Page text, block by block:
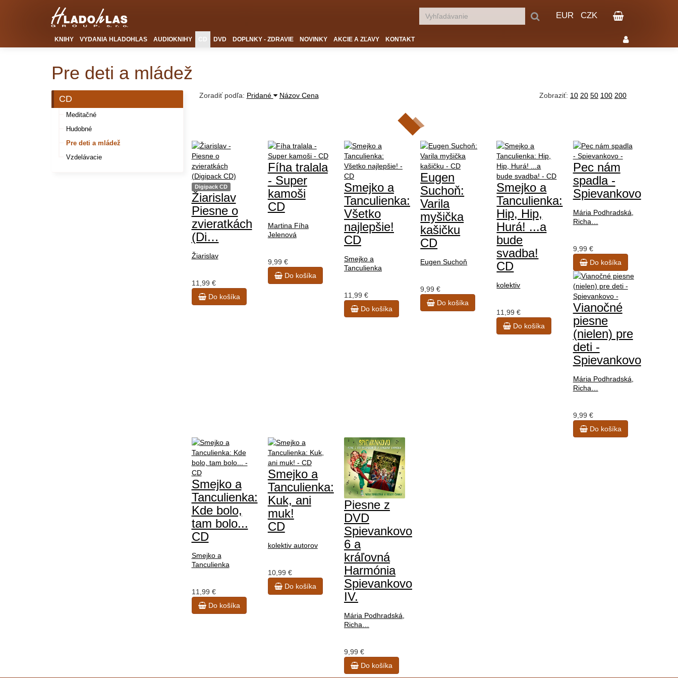
EUR CZK
KNIHY VYDANIA HLADOHLAS AUDIOKNIHY CD DVD DOPLNKY - ZDRAVIE NOVINKY AKCIE A ZĽAVY KONTAKT
Pre deti a mládež
CD
Meditačné
Hudobné
Pre deti a mládež
Vzdelávacie
Zoradiť podľa: Pridané Názov Cena Zobraziť: 10 20 50 100 200
Digipack CD
Žiarislav
Piesne o
zvieratkách
(Di…
Žiarislav
11,99 €
Do košíka
Fíha tralala
- Super
kamoši
CD
Martina Fíha
Jelenová
9,99 €
Do košíka
Smejko a
Tanculienka:
Všetko
najlepšie!
CD
Smejko a
Tanculienka
11,99 €
Do košíka
Eugen
Suchoň:
Varila
myšička
kašičku
CD
Eugen Suchoň
9,99 €
Do košíka
Smejko a
Tanculienka:
Hip, Hip,
Hurá! ...a
bude
svadba!
CD
kolektiv
11,99 €
Do košíka
Pec nám
spadla -
Spievankovo
Mária Podhradská,
Richa…
9,99 €
Do košíka
Vianočné
piesne
(nielen) pre
deti -
Spievankovo
Mária Podhradská,
Richa…
9,99 €
Do košíka
Smejko a
Tanculienka:
Kde bolo,
tam bolo...
CD
Smejko a
Tanculienka
11,99 €
Do košíka
Smejko a
Tanculienka:
Kuk, ani
muk!
CD
kolektiv autorov
10,99 €
Do košíka
Piesne z
DVD
Spievankovo
6 a
kráľovná
Harmónia
Spievankovo
IV.
Mária Podhradská,
Richa…
9,99 €
Do košíka